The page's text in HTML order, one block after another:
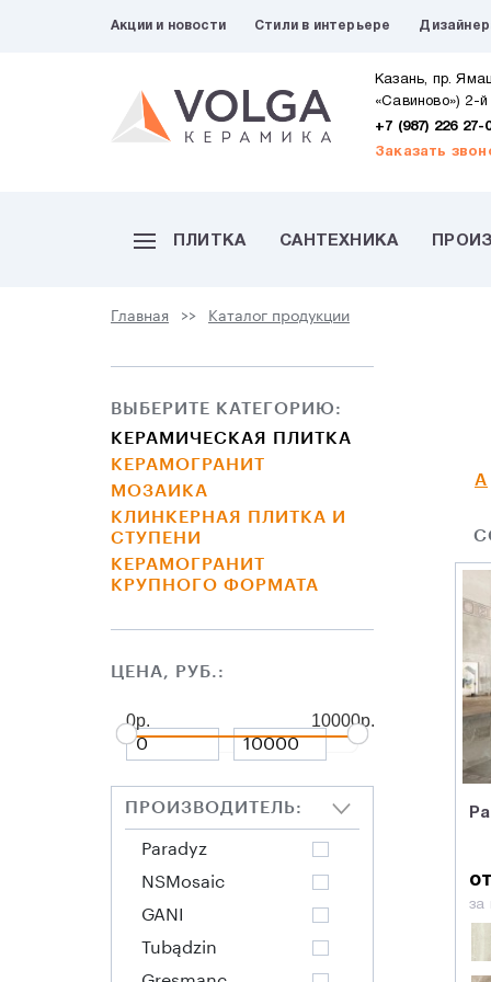
Акции и новости Стили в интерьере
Казань, пр.
«Савиново») 2-
+7 (987) 226 27-
Заказать
ПЛИТКА САНТЕХНИКА
Главная Каталог продукции
ВЫБЕРИТЕ КАТЕГОРИЮ:
КЕРАМИЧЕСКАЯ ПЛИТКА
КЕРАМОГРАНИТ
МОЗАИКА
КЛИНКЕРНАЯ ПЛИТКА И
СТУПЕНИ
КЕРАМОГРАНИТ
КРУПНОГО ФОРМАТА
ЦЕНА, РУБ.:
0р. 10000р.
ПРОИЗВОДИТЕЛЬ:
Paradyz
NSMosaic
GANI
Tubądzin
A
за